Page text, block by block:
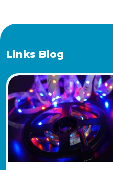
Links Blog